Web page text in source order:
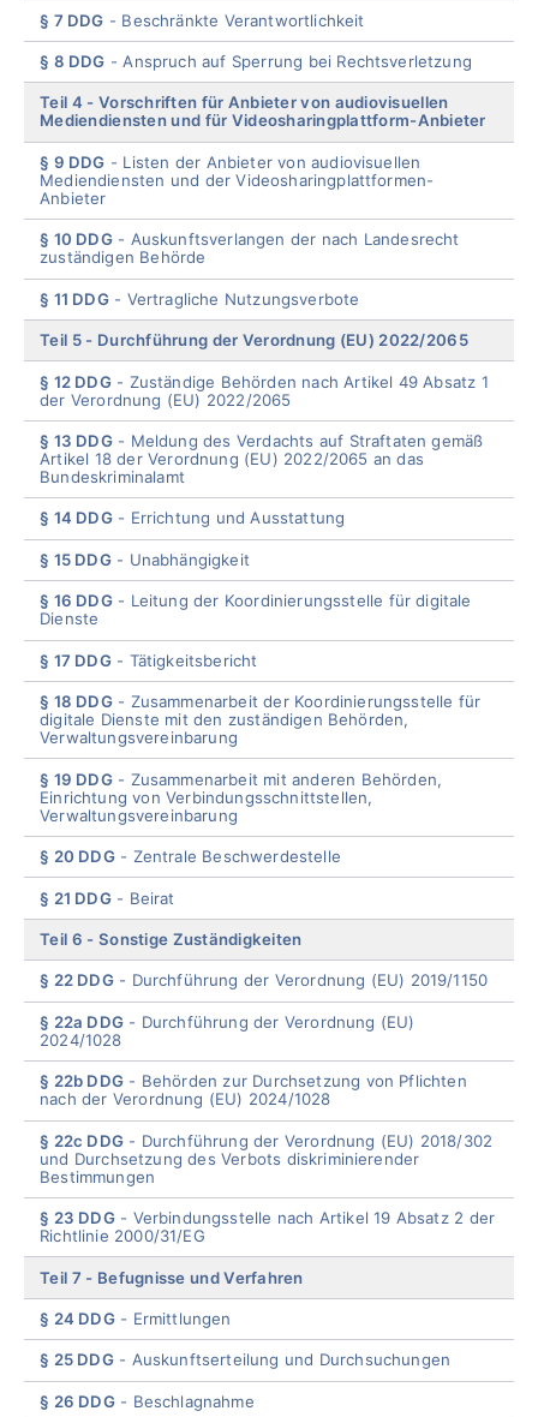
§ 7 DDG Beschränkte Verantwortlichkeit
§ 8 DDG Anspruch auf Sperrung bei Rechtsverletzung
Teil 4
Vorschriften für Anbieter von audiovisuellen
Mediendiensten und für Videosharingplattform-Anbieter
§ 9 DDG
Listen der Anbieter von audiovisuellen
Mediendiensten und der Videosharingplattformen-
Anbieter
§ 10 DDG
Auskunftsverlangen der nach Landesrecht
zuständigen Behörde
§ 11 DDG Vertragliche Nutzungsverbote
Teil 5 Durchführung der Verordnung (EU) 2022/2065
§ 12 DDG
Zuständige Behörden nach Artikel 49 Absatz 1
der Verordnung (EU) 2022/2065
§ 13 DDG
Meldung des Verdachts auf Straftaten gemäß
Artikel 18 der Verordnung (EU) 2022/2065 an das
Bundeskriminalamt
§ 14 DDG Errichtung und Ausstattung
§ 15 DDG Unabhängigkeit
§ 16 DDG
Leitung der Koordinierungsstelle für digitale
Dienste
§ 17 DDG Tätigkeitsbericht
§ 18 DDG
Zusammenarbeit der Koordinierungsstelle für
digitale Dienste mit den zuständigen Behörden,
Verwaltungsvereinbarung
§ 19 DDG
Zusammenarbeit mit anderen Behörden,
Einrichtung von Verbindungsschnittstellen,
Verwaltungsvereinbarung
§ 20 DDG Zentrale Beschwerdestelle
§ 21 DDG Beirat
Teil 6 Sonstige Zuständigkeiten
§ 22 DDG Durchführung der Verordnung (EU) 2019/1150
§ 22a DDG
Durchführung der Verordnung (EU)
2024/1028
§ 22b DDG
Behörden zur Durchsetzung von Pflichten
nach der Verordnung (EU) 2024/1028
§ 22c DDG
Durchführung der Verordnung (EU) 2018/302
und Durchsetzung des Verbots diskriminierender
Bestimmungen
§ 23 DDG
Verbindungsstelle nach Artikel 19 Absatz 2 der
Richtlinie 2000/31/EG
Teil 7 Befugnisse und Verfahren
§ 24 DDG Ermittlungen
§ 25 DDG Auskunftserteilung und Durchsuchungen
§ 26 DDG Beschlagnahme